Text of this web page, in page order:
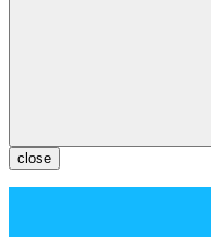
close